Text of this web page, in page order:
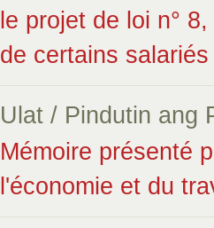
le projet de loi n°
de certains
Ulat / Pindutin ang
Mémoire présenté
l'économie et du